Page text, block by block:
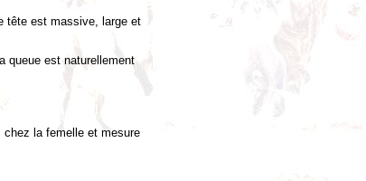
tête est massive, large et
queue est naturellement
chez la femelle et mesure